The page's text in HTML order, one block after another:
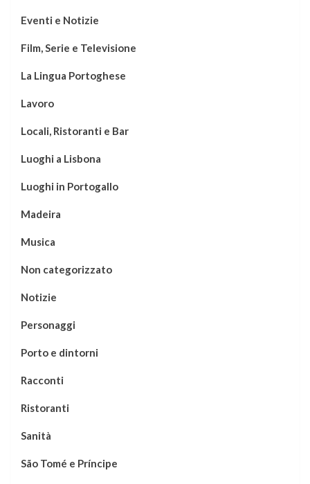
Eventi e Notizie
Film, Serie e Televisione
La Lingua Portoghese
Lavoro
Locali, Ristoranti e Bar
Luoghi a Lisbona
Luoghi in Portogallo
Madeira
Musica
Non categorizzato
Notizie
Personaggi
Porto e dintorni
Racconti
Ristoranti
Sanità
São Tomé e Príncipe